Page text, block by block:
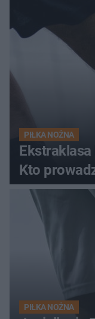
PIŁKA NOŻNA
Kto
PIŁKA NOŻNA